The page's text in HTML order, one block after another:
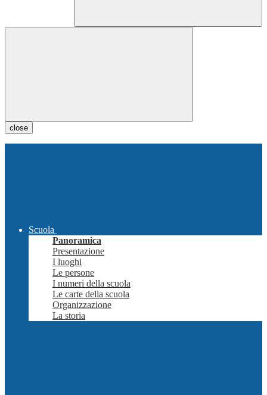
close
Scuola
Panoramica
Presentazione
I luoghi
Le persone
I numeri della scuola
Le carte della scuola
Organizzazione
La storia